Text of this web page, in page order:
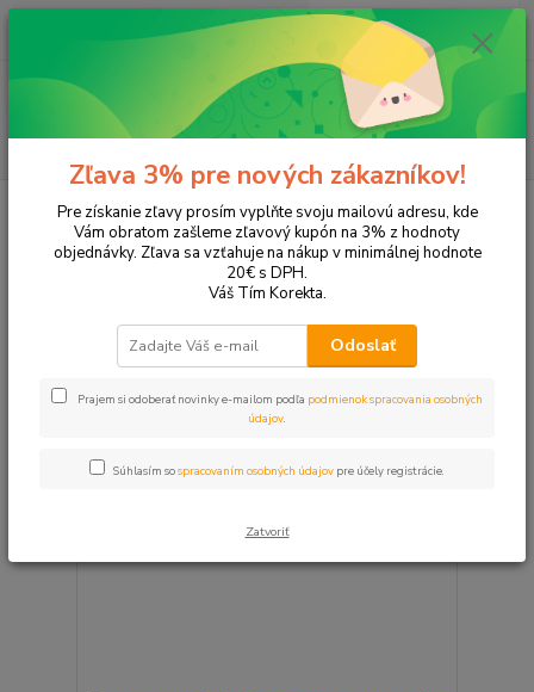
Menu
Hľadať
ks
za 0,00 EUR
Tonery a náplne do tlačiarní Canon i950
i950
Upresniť parametre
Najnovšie Najlacnejšie Najdrahšie
Zľava 3% pre nových zákazníkov!
Pre získanie zľavy prosím vyplňte svoju mailovú adresu, kde
Vám obratom zašleme zľavový kupón na 3% z hodnoty
objednávky. Zľava sa vzťahuje na nákup v minimálnej hodnote
20€ s DPH.
Váš Tím Korekta.
Odoslať
Prajem si odoberať novinky e-mailom podľa podmienok spracovania osobných
údajov.
Súhlasím sospracovaním osobných údajov pre účely registrácie.
Zatvoriť